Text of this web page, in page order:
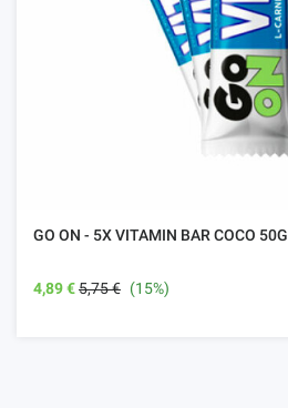
GO ON - 5X VITAMIN BAR COCO 50G
4,89 €5,75 € (15%)